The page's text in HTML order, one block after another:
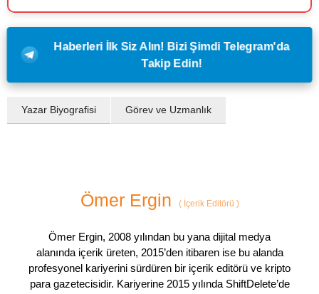
Haberleri İlk Siz Alın! Bizi Şimdi Telegram'da
Takip Edin!
Yazar Biyografisi Görev ve Uzmanlık
Ömer Ergin (İçerik Editörü )
Ömer Ergin, 2008 yılından bu yana dijital medya
alanında içerik üreten, 2015’den itibaren ise bu alanda
profesyonel kariyerini sürdüren bir içerik editörü ve kripto
para gazetecisidir. Kariyerine 2015 yılında ShiftDelete’de